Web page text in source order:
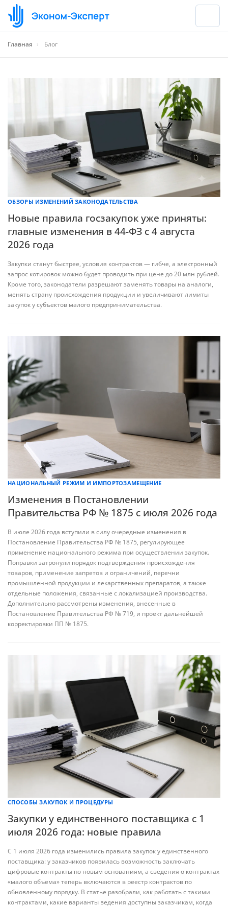
Главная › Блог
ОБЗОРЫ ИЗМЕНЕНИЙ ЗАКОНОДАТЕЛЬСТВА
Новые правила госзакупок уже приняты:
главные изменения в 44-ФЗ с 4 августа
2026 года
Закупки станут быстрее, условия контрактов — гибче, а электронный
запрос котировок можно будет проводить при цене до 20 млн рублей.
Кроме того, законодатели разрешают заменять товары на аналоги,
менять страну происхождения продукции и увеличивают лимиты
закупок у субъектов малого предпринимательства.
НАЦИОНАЛЬНЫЙ РЕЖИМ И ИМПОРТОЗАМЕЩЕНИЕ
Изменения в Постановлении
Правительства РФ № 1875 с июля 2026 года
В июле 2026 года вступили в силу очередные изменения в
Постановление Правительства РФ № 1875, регулирующее
применение национального режима при осуществлении закупок.
Поправки затронули порядок подтверждения происхождения
товаров, применение запретов и ограничений, перечни
промышленной продукции и лекарственных препаратов, а также
отдельные положения, связанные с локализацией производства.
Дополнительно рассмотрены изменения, внесенные в
Постановление Правительства РФ № 719, и проект дальнейшей
корректировки ПП № 1875.
СПОСОБЫ ЗАКУПОК И ПРОЦЕДУРЫ
Закупки у единственного поставщика с 1
июля 2026 года: новые правила
С 1 июля 2026 года изменились правила закупок у единственного
поставщика: у заказчиков появилась возможность заключать
цифровые контракты по новым основаниям, а сведения о контрактах
«малого объема» теперь включаются в реестр контрактов по
обновленному порядку. В статье разобрали, как работать с такими
контрактами, какие варианты ведения доступны заказчикам, когда